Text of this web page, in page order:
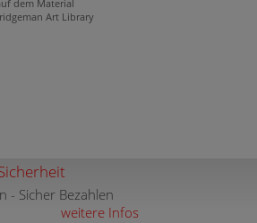
dem Material
Art Library
- Sicher Bezahlen
weitere Infos